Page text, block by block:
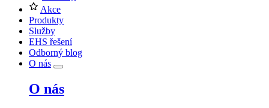
Akce
Produkty
Služby
EHS řešení
Odborný blog
O nás
O nás